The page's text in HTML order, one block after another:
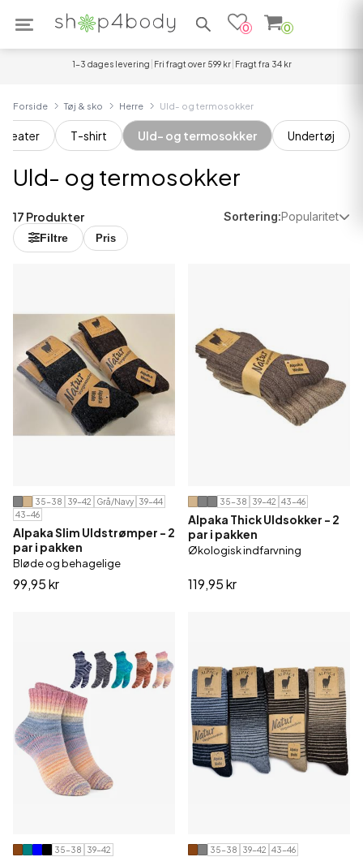
Søg efter produkter
0 0
1-3 dages levering Fri fragt over 599 kr Fragt fra 34 kr
Forside Tøj & sko Herre Uld- og termosokker
T-shirt Uld- og termosokker Undertøj
Uld- og termosokker
17 Produkter
Filtre Pris
Sortering:Popularitet
35-38 39-42 Grå/Navy 39-44
43-46
Alpaka Slim Uldstrømper - 2
par i pakken
Bløde og behagelige
99,95 kr
35-38 39-42 43-46
Alpaka Thick Uldsokker - 2
par i pakken
Økologisk indfarvning
119,95 kr
35-38 39-42 35-38 39-42 43-46